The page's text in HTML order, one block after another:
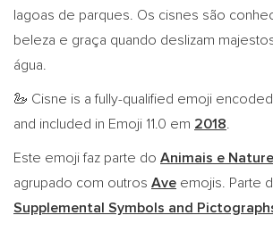
lagoas de parques. Os cisnes são
beleza e graça quando deslizam
água.
🦢 Cisne is a fully-qualified emoji
and included in Emoji 11.0 em 2018.
Este emoji faz parte do Animais e
agrupado com outros Ave emojis. Parte
Supplemental Symbols and